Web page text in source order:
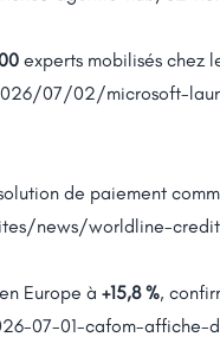
experts mobilisés chez
07/02/microsoft-
de paiement
news/worldline-
Europe à +15,8 %,
07-01-cafom-affiche-